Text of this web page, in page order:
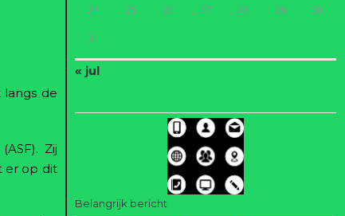
de
Zij
er op dit
24 25 26 27 28 29 30
31
« jul
Belangrijk bericht